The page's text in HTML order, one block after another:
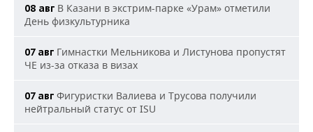
08 авг В Казани в экстрим-парке «Урам» отметили
День физкультурника
07 авг Гимнастки Мельникова и Листунова пропустят
ЧЕ из-за отказа в визах
07 авг Фигуристки Валиева и Трусова получили
нейтральный статус от ISU